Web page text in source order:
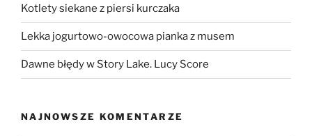
Kotlety siekane z piersi kurczaka
Lekka jogurtowo-owocowa pianka z musem
Dawne błędy w Story Lake. Lucy Score
NAJNOWSZE KOMENTARZE